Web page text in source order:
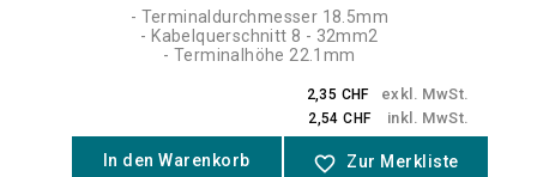
- Terminaldurchmesser 18.5mm
- Kabelquerschnitt 8 - 32mm2
- Terminalhöhe 22.1mm
2,35 CHF exkl. MwSt.
2,54 CHF inkl. MwSt.
In den Warenkorb favorite_border Zur Merkliste